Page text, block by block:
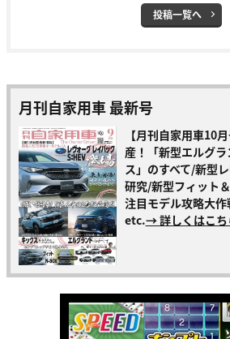
投稿一覧へ
月刊自家用車 最新号
【月刊自家用車10
産！「新型エルグ
ス」のすべて/新型
研究/新型フィット
注目モデル攻略大
etc.→ 詳しくはこち